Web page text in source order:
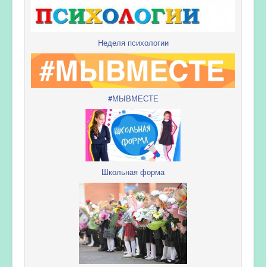
Неделя психологии
#МЫВМЕСТЕ
Школьная форма